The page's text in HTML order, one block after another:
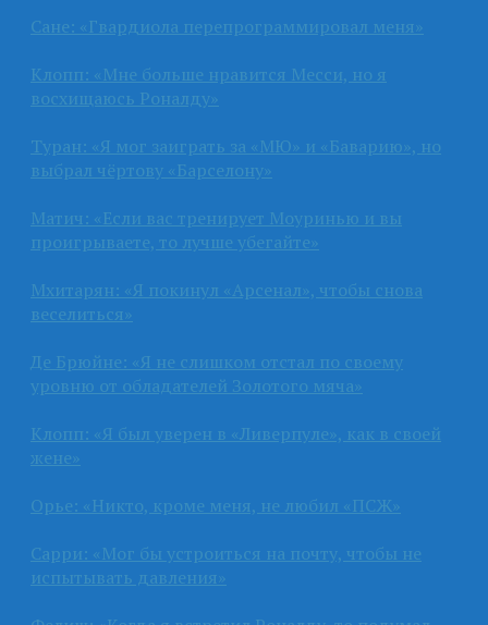
Сане: «Гвардиола перепрограммировал меня»
Клопп: «Мне больше нравится Месси, но я
восхищаюсь Роналду»
Туран: «Я мог заиграть за «МЮ» и «Баварию», но
выбрал чёртову «Барселону»
Матич: «Если вас тренирует Моуринью и вы
проигрываете, то лучше убегайте»
Мхитарян: «Я покинул «Арсенал», чтобы снова
веселиться»
Де Брюйне: «Я не слишком отстал по своему
уровню от обладателей Золотого мяча»
Клопп: «Я был уверен в «Ливерпуле», как в своей
жене»
Орье: «Никто, кроме меня, не любил «ПСЖ»
Сарри: «Мог бы устроиться на почту, чтобы не
испытывать давления»